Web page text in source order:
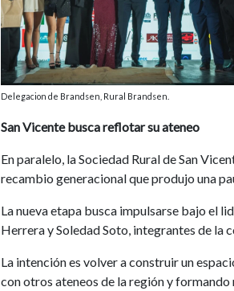
Delegacion de Brandsen, Rural Brandsen.
San Vicente busca reflotar su ateneo
En paralelo, la Sociedad Rural de San
recambio generacional que produjo una
La nueva etapa busca impulsarse bajo el
Herrera y Soledad Soto, integrantes de la
La intención es volver a construir un
con otros ateneos de la región y